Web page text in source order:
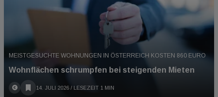
MEISTGESUCHTE WOHNUNGEN IN ÖSTERREICH KOSTEN 860 EURO
Wohnflächen schrumpfen bei steigenden Mieten
14. JULI 2026 / LESEZEIT 1 MIN